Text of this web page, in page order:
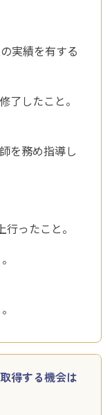
実績を有する
了したこと。
を務め指導し
ったこと。
得する機会は